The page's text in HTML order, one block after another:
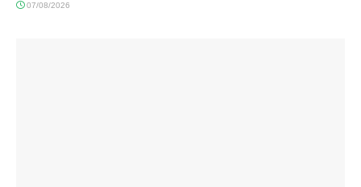
07/08/2026